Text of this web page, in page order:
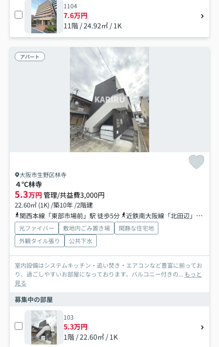
1104
7.6万円
11階 / 24.92㎡ / 1K
アパート
大阪市生野区林寺
４℃林寺
5.3万円 管理/共益費3,000円
22.60㎡ (1K) /築10年 /2階建
関西本線「東部市場前」駅 徒歩5分
近鉄南大阪線「北田辺」駅 徒歩16分
光ファイバー 敷地内ごみ置き場
閑静な住宅地
外観タイル張り
公共下水
室内設備はシステムキッチン・追い焚き・エアコンなど豊富に揃ってお
り、過ごしやすいお部屋になっております。バルコニー付きの... もっと
見る
募集中の部屋
103
5.3万円
1階 / 22.60㎡ / 1K